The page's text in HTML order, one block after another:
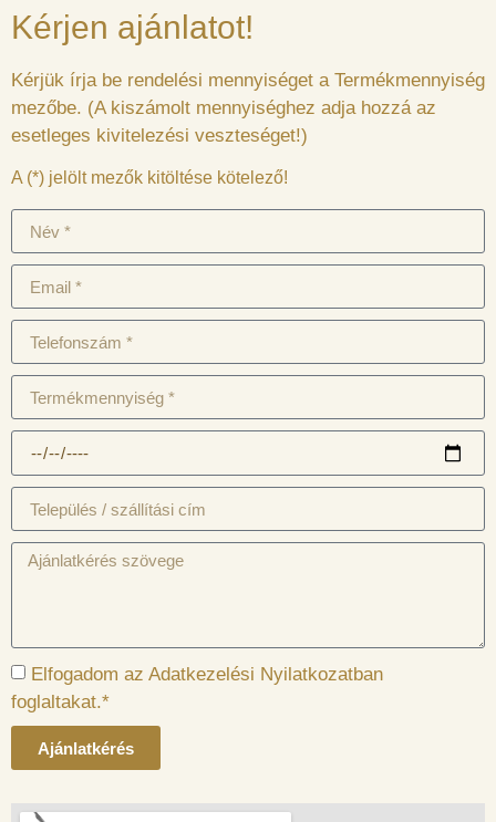
Kérjen ajánlatot!
Kérjük írja be rendelési mennyiséget a Termékmennyiség
mezőbe. (A kiszámolt mennyiséghez adja hozzá az
esetleges kivitelezési veszteséget!)
A (*) jelölt mezők kitöltése kötelező!
Elfogadom az Adatkezelési Nyilatkozatban
foglaltakat.*
Ajánlatkérés